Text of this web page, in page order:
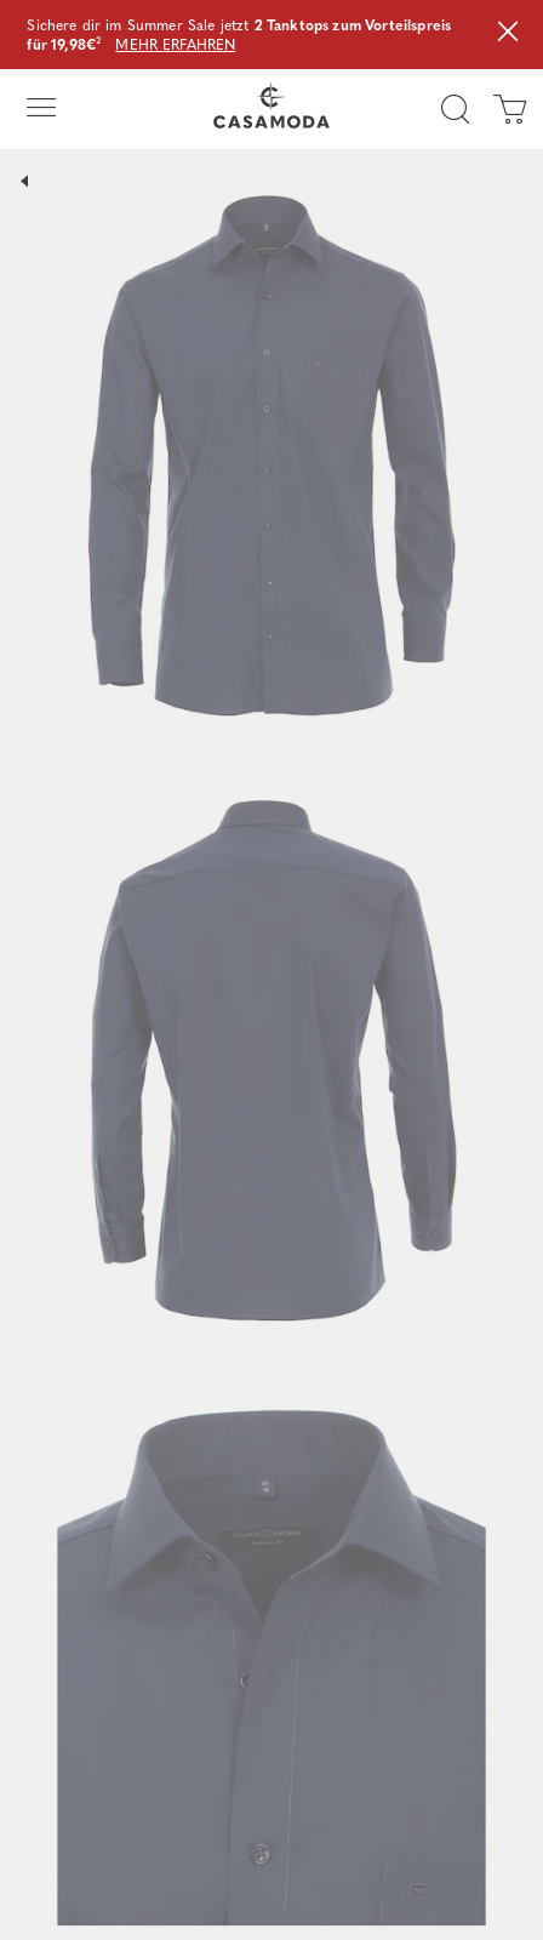
Sichere dir im Summer Sale jetzt 2 Tanktops zum Vorteilspreis
für 19,98€² MEHR ERFAHREN